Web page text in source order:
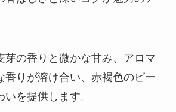
芽の香りと微かな甘み、アロマ
香りが溶け合い、赤褐色のビー
を提供します。